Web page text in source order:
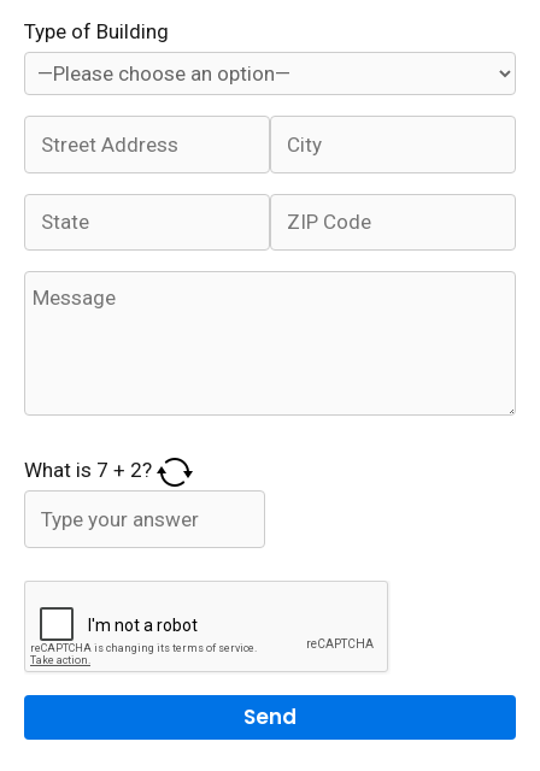
Type of Building
What is 7 + 2?